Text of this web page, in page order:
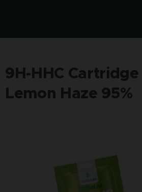
9H-HHC
Lemon Haze 95%